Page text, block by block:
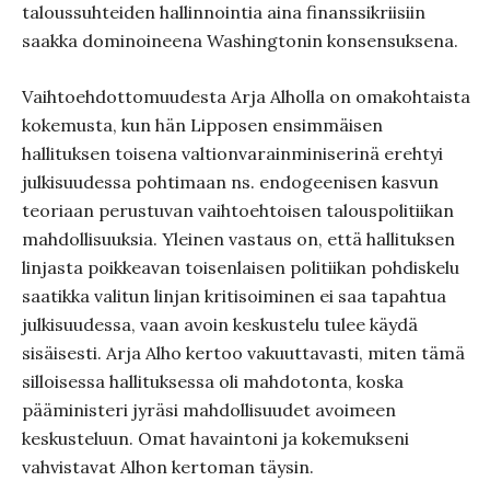
taloussuhteiden hallinnointia aina finanssikriisiin
saakka dominoineena Washingtonin konsensuksena.
Vaihtoehdottomuudesta Arja Alholla on omakohtaista
kokemusta, kun hän Lipposen ensimmäisen
hallituksen toisena valtionvarainminiserinä erehtyi
julkisuudessa pohtimaan ns. endogeenisen kasvun
teoriaan perustuvan vaihtoehtoisen talouspolitiikan
mahdollisuuksia. Yleinen vastaus on, että hallituksen
linjasta poikkeavan toisenlaisen politiikan pohdiskelu
saatikka valitun linjan kritisoiminen ei saa tapahtua
julkisuudessa, vaan avoin keskustelu tulee käydä
sisäisesti. Arja Alho kertoo vakuuttavasti, miten tämä
silloisessa hallituksessa oli mahdotonta, koska
pääministeri jyräsi mahdollisuudet avoimeen
keskusteluun. Omat havaintoni ja kokemukseni
vahvistavat Alhon kertoman täysin.